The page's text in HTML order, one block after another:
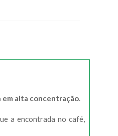
em alta concentração.
a encontrada no café,